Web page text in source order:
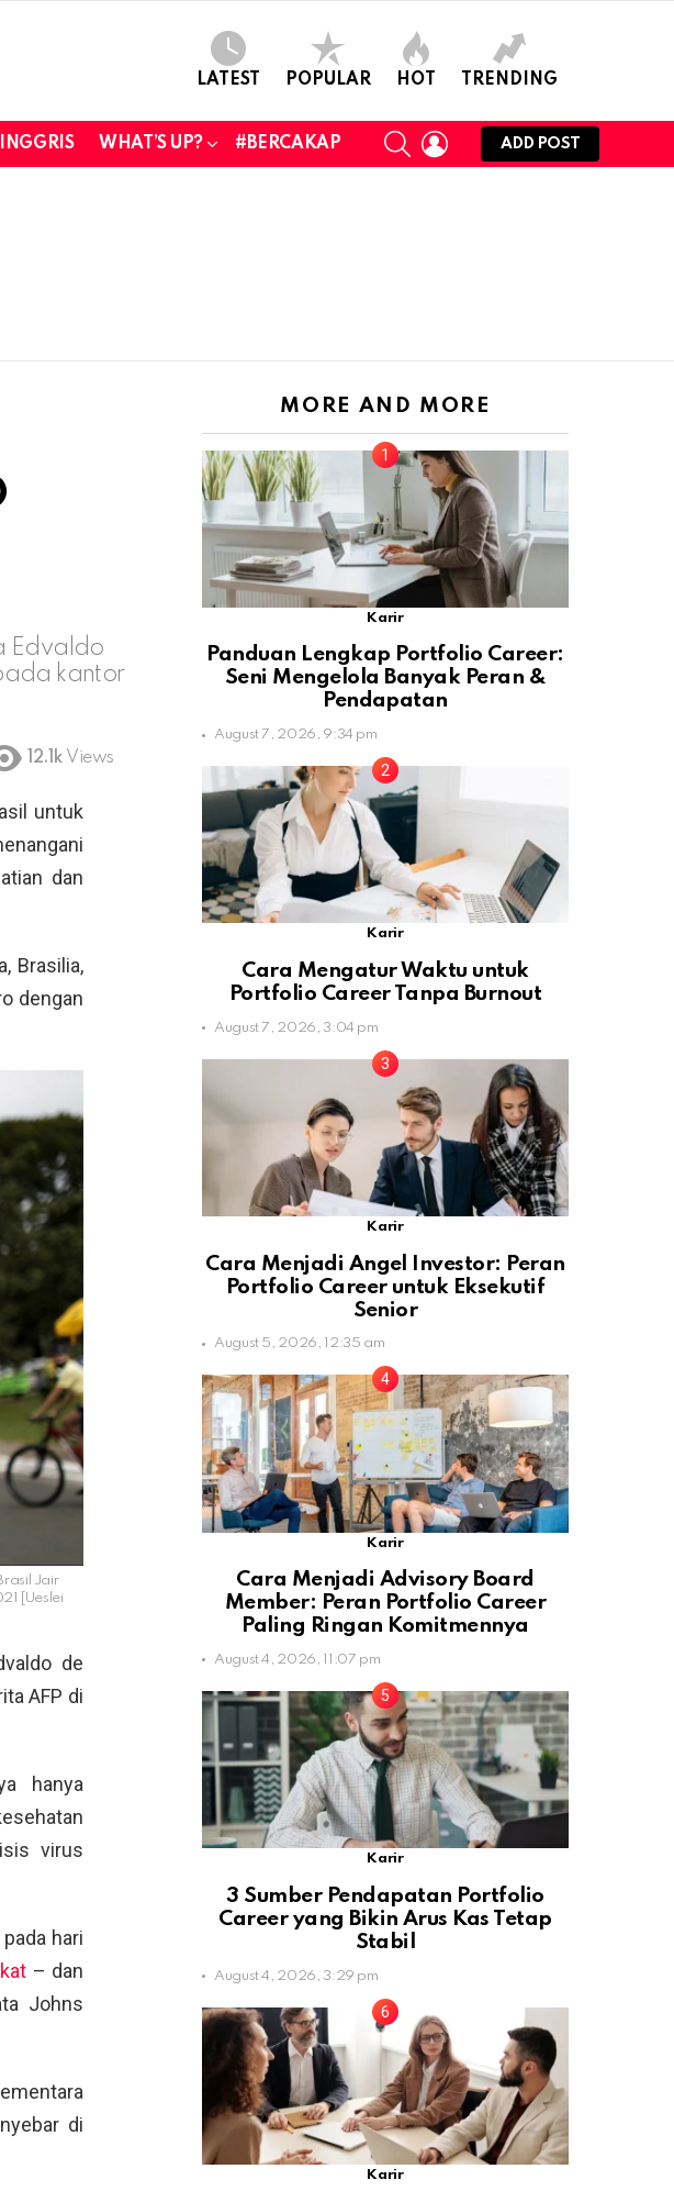
LATEST POPULAR HOT TRENDING
WHAT’S UP? #BERCAKAP
SEARCHLOGIN
ADD POST
Edvaldo
kantor
12.1k Views
untuk
dan
Brasilia,
dengan
Jair
[Ueslei
de
AFP di
hanya
virus
hari
– dan
Johns
di
MORE AND MORE
Karir
Panduan Lengkap Portfolio Career:
Seni Mengelola Banyak Peran &
Pendapatan
August 7, 2026, 9:34 pm
Karir
Cara Mengatur Waktu untuk
Portfolio Career Tanpa Burnout
August 7, 2026, 3:04 pm
Karir
Cara Menjadi Angel Investor: Peran
Portfolio Career untuk Eksekutif
Senior
August 5, 2026, 12:35 am
Karir
Cara Menjadi Advisory Board
Member: Peran Portfolio Career
Paling Ringan Komitmennya
August 4, 2026, 11:07 pm
Karir
3 Sumber Pendapatan Portfolio
Career yang Bikin Arus Kas Tetap
Stabil
August 4, 2026, 3:29 pm
Karir